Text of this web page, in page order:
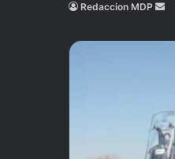
Redaccion MDP